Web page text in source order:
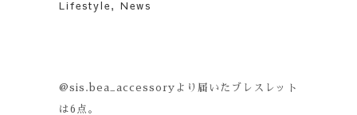
Lifestyle, News
@sis.bea_accessoryより届いた ブレスレット
は6 点。